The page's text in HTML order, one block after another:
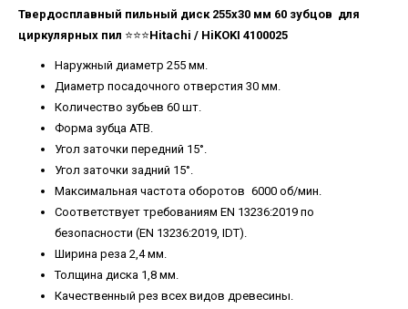
Твердосплавный пильный диск 255х30 мм 60 зубцов для
циркулярных пил ⭐️⭐️⭐️Hitachi / HiKOKI 4100025
Наружный диаметр 255 мм.
Диаметр посадочного отверстия 30 мм.
Количество зубьев 60 шт.
Форма зубца ATB.
Угол заточки передний 15°.
Угол заточки задний 15°.
Максимальная частота оборотов 6000 об/мин.
Соответствует требованиям EN 13236:2019 по
безопасности (EN 13236:2019, IDT).
Ширина реза 2,4 мм.
Толщина диска 1,8 мм.
Качественный рез всех видов древесины.